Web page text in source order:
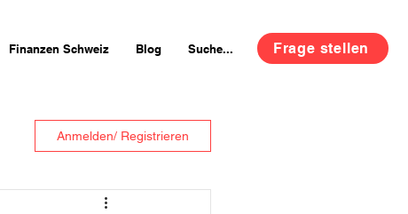
Finanzen Schweiz Blog Suche... Frage stellen
Anmelden/ Registrieren